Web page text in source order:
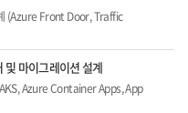
(Azure Front Door, Traffic
및 마이그레이션 설계
Azure Container Apps, App